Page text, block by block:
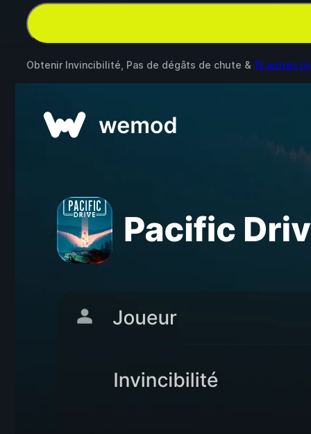
Obtenir Invincibilité, Pas de dégâts de chute & 15 autres